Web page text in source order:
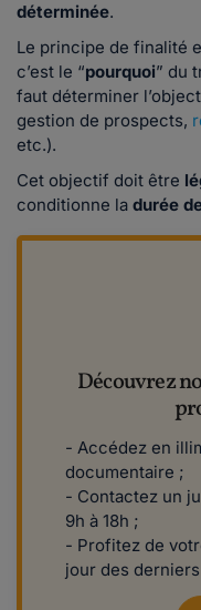
déterminée.
Le principe de finalité
c’est le “pourquoi” du
faut déterminer
gestion de prospects,
etc.).
Cet objectif doit être
conditionne la durée
Découvrez
- Accédez en
documentaire ;
- Contactez un
9h à 18h ;
- Profitez de
jour des